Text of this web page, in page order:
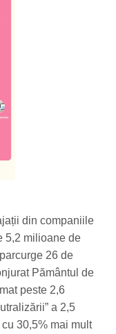
din companiile
5,2 milioane de
26 de
Pământul de
peste 2,6
a 2,5
30,5% mai mult